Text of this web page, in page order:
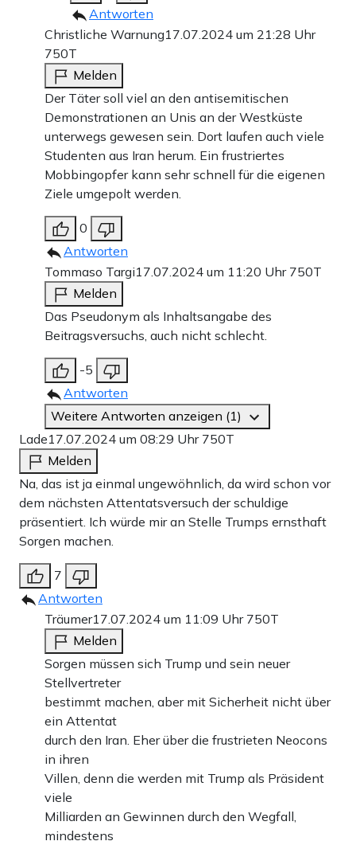
Antworten
Christliche Warnung17.07.2024 um 21:28 Uhr
750T
Melden
Der Täter soll viel an den antisemitischen
Demonstrationen an Unis an der Westküste
unterwegs gewesen sein. Dort laufen auch viele
Studenten aus Iran herum. Ein frustriertes
Mobbingopfer kann sehr schnell für die eigenen
Ziele umgepolt werden.
0
Antworten
Tommaso Targi17.07.2024 um 11:20 Uhr 750T
Melden
Das Pseudonym als Inhaltsangabe des
Beitragsversuchs, auch nicht schlecht.
-5
Antworten
Weitere Antworten anzeigen (1)
Lade17.07.2024 um 08:29 Uhr 750T
Melden
Na, das ist ja einmal ungewöhnlich, da wird schon vor
dem nächsten Attentatsversuch der schuldige
präsentiert. Ich würde mir an Stelle Trumps ernsthaft
Sorgen machen.
7
Antworten
Träumer17.07.2024 um 11:09 Uhr 750T
Melden
Sorgen müssen sich Trump und sein neuer
Stellvertreter
bestimmt machen, aber mit Sicherheit nicht über
ein Attentat
durch den Iran. Eher über die frustrieten Neocons
in ihren
Villen, denn die werden mit Trump als Präsident
viele
Milliarden an Gewinnen durch den Wegfall,
mindestens